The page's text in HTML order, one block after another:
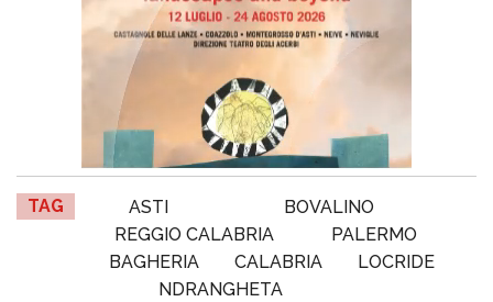
TAG ASTI
BOVALINO
REGGIO CALABRIA
PALERMO
BAGHERIA
CALABRIA
LOCRIDE
NDRANGHETA